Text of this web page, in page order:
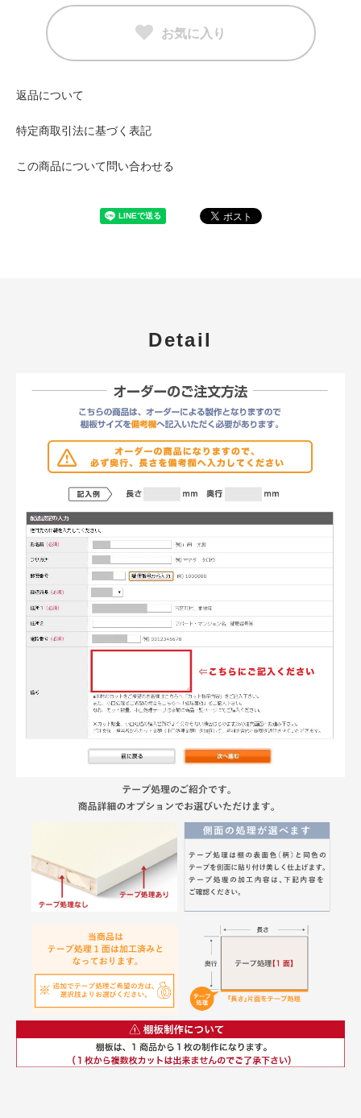
お気に入り
返品について
特定商取引法に基づく表記
この商品について問い合わせる
Detail